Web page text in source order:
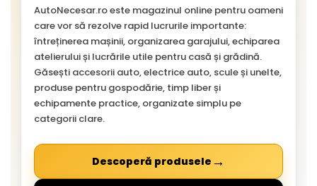
AutoNecesar.ro este magazinul online pentru oameni
care vor să rezolve rapid lucrurile importante:
întreținerea mașinii, organizarea garajului, echiparea
atelierului și lucrările utile pentru casă și grădină.
Găsești accesorii auto, electrice auto, scule și unelte,
produse pentru gospodărie, timp liber și
echipamente practice, organizate simplu pe
categorii clare.
Descoperă produsele →